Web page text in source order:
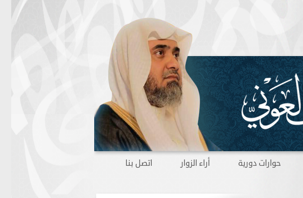
حوارات دورية أراء الزوار اتصل بنا